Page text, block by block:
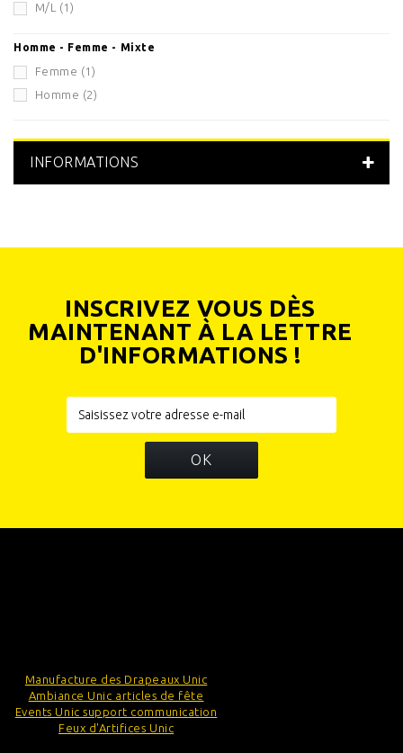
M/L (1)
Homme - Femme - Mixte
Femme (1)
Homme (2)
INFORMATIONS
INSCRIVEZ VOUS DÈS
MAINTENANT À LA LETTRE
D'INFORMATIONS !
OK
Manufacture des Drapeaux Unic
Ambiance Unic articles de fête
Events Unic support communication
Feux d'Artifices Unic